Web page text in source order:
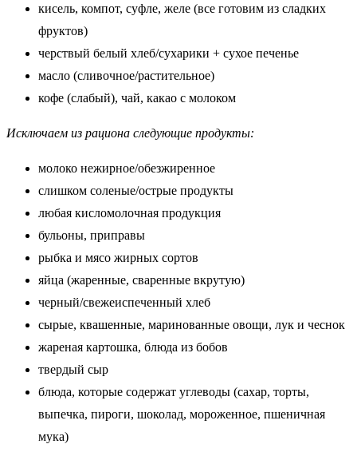
кисель, компот, суфле, желе (все готовим из сладких
фруктов)
черствый белый хлеб/сухарики + сухое печенье
масло (сливочное/растительное)
кофе (слабый), чай, какао с молоком
Исключаем из рациона следующие продукты:
молоко нежирное/обезжиренное
слишком соленые/острые продукты
любая кисломолочная продукция
бульоны, приправы
рыбка и мясо жирных сортов
яйца (жаренные, сваренные вкрутую)
черный/свежеиспеченный хлеб
сырые, квашенные, маринованные овощи, лук и чеснок
жареная картошка, блюда из бобов
твердый сыр
блюда, которые содержат углеводы (сахар, торты,
выпечка, пироги, шоколад, мороженное, пшеничная
мука)